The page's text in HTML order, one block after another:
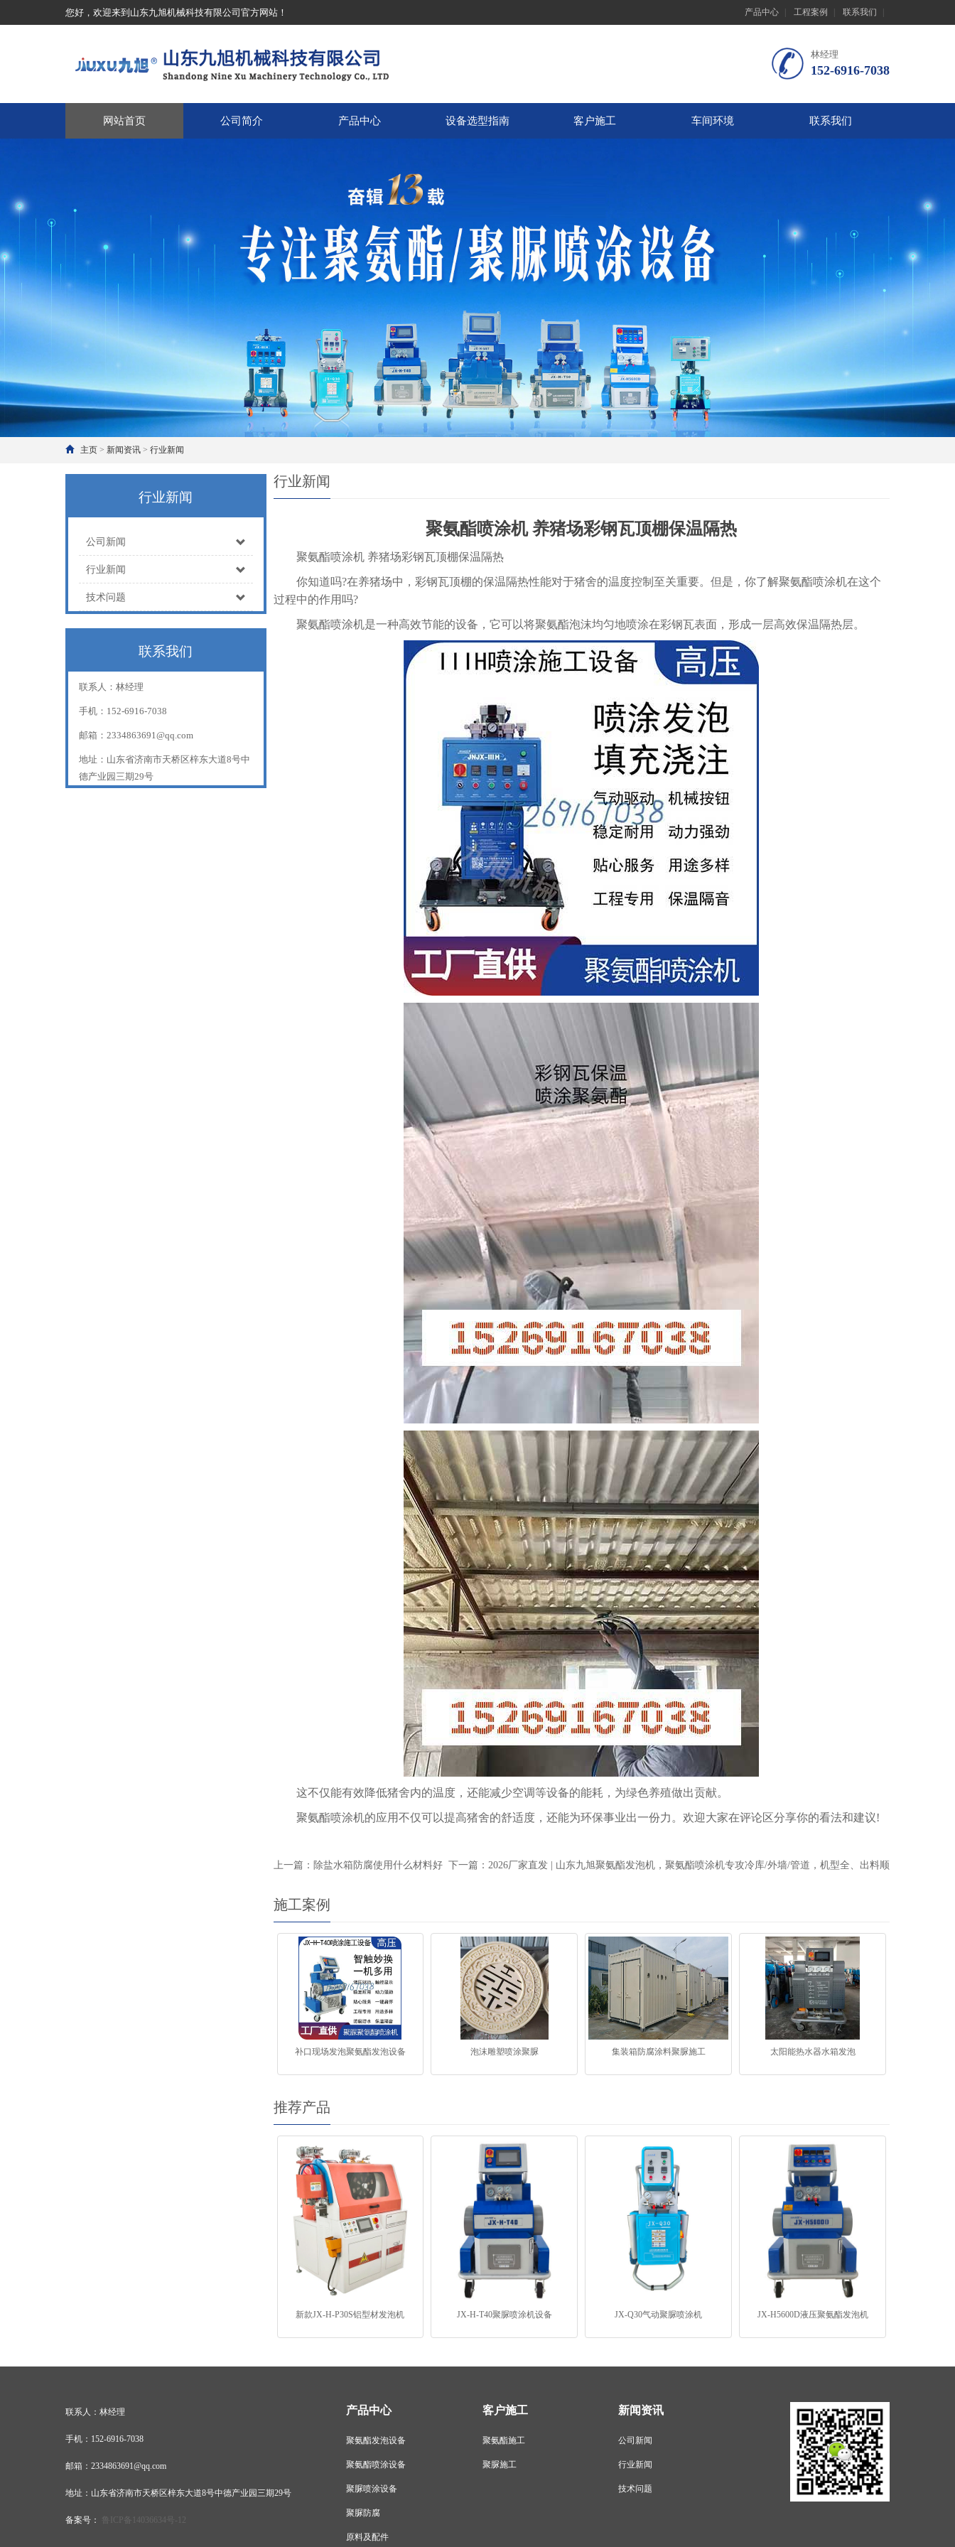
您好，欢迎来到山东九旭机械科技有限公司官方网站！ 产品中心 工程案例 联系我们
林经理
152-6916-7038
网站首页 公司简介 产品中心 设备选型指南 客户施工 车间环境 联系我们
主页 > 新闻资讯 > 行业新闻
行业新闻
聚氨酯喷涂机 养猪场彩钢瓦顶棚保温隔热
聚氨酯喷涂机养猪场彩钢瓦顶棚保温隔热
你知道吗?在养猪场中，彩钢瓦顶棚的保温隔热性能对于猪舍的温度控制至关重要。但是，你了解聚氨酯喷涂机在这个
过程中的作用吗?
聚氨酯喷涂机是一种高效节能的设备，它可以将聚氨酯泡沫均匀地喷涂在彩钢瓦表面，形成一层高效保温隔热层。
这不仅能有效降低猪舍内的温度，还能减少空调等设备的能耗，为绿色养殖做出贡献。
聚氨酯喷涂机的应用不仅可以提高猪舍的舒适度，还能为环保事业出一份力。欢迎大家在评论区分享你的看法和建议!
上一篇：除盐水箱防腐使用什么材料好 下一篇：2026厂家直发 | 山东九旭聚氨酯发泡机，聚氨酯喷涂机专攻冷库/外墙/管道，机型全、出料顺
施工案例
补口现场发泡聚氨酯发泡设备 泡沫雕塑喷涂聚脲 集装箱防腐涂料聚脲施工 太阳能热水器水箱发泡
推荐产品
新款JX-H-P30S铝型材发泡机 JX-H-T40聚脲喷涂机设备 JX-Q30气动聚脲喷涂机 JX-H5600D液压聚氨酯发泡机
行业新闻
公司新闻
行业新闻
技术问题
联系我们
联系人：林经理
手机：152-6916-7038
邮箱：2334863691@qq.com
地址：山东省济南市天桥区梓东大道8号中
德产业园三期29号
联系人：林经理
手机：152-6916-7038
邮箱：2334863691@qq.com
地址：山东省济南市天桥区梓东大道8号中德产业园三期29号
备案号： 鲁ICP备14036634号-12
产品中心
聚氨酯发泡设备
聚氨酯喷涂设备
聚脲喷涂设备
聚脲防腐
原料及配件
客户施工
聚氨酯施工
聚脲施工
新闻资讯
公司新闻
行业新闻
技术问题